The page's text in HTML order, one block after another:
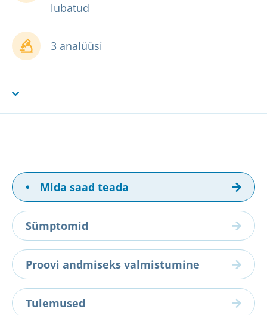
lubatud
3 analüüsi
• Mida saad teada
Sümptomid
Proovi andmiseks valmistumine
Tulemused